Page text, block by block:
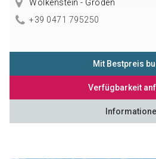
Wolkenstein - Gröden
+39 0471 795250
Mit Bestpreis
Verfügbarkeit